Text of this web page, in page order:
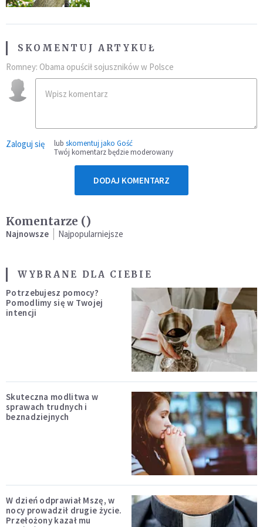
SKOMENTUJ ARTYKUŁ
Romney: Obama opuścił sojuszników w Polsce
Zaloguj się lub skomentuj jako Gość
Twój komentarz będzie moderowany
DODAJ KOMENTARZ
Komentarze ()
Najnowsze Najpopularniejsze
WYBRANE DLA CIEBIE
Potrzebujesz pomocy?
Pomodlimy się w Twojej
intencji
Skuteczna modlitwa w
sprawach trudnych i
beznadziejnych
W dzień odprawiał Mszę, w
nocy prowadził drugie życie.
Przełożony kazał mu